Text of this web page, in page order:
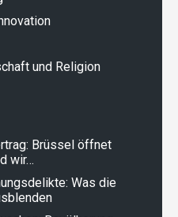
und Religion
Brüssel öffnet
wir…
Was die